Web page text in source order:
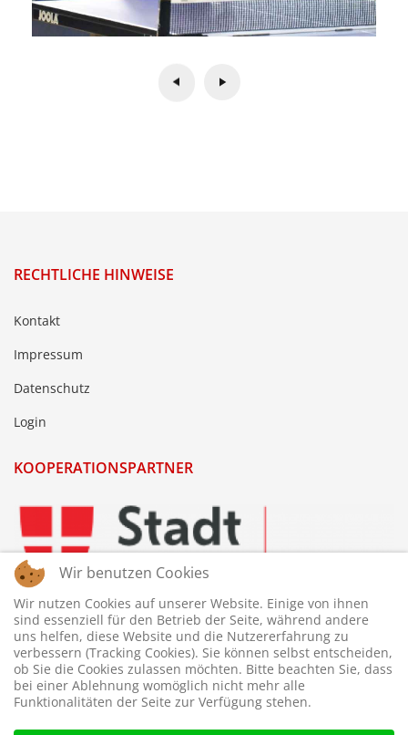
RECHTLICHE HINWEISE
Kontakt
Impressum
Datenschutz
Login
KOOPERATIONSPARTNER
Wir benutzen Cookies
Wir nutzen Cookies auf unserer Website. Einige von ihnen
sind essenziell für den Betrieb der Seite, während andere
uns helfen, diese Website und die Nutzererfahrung zu
verbessern (Tracking Cookies). Sie können selbst entscheiden,
ob Sie die Cookies zulassen möchten. Bitte beachten Sie, dass
bei einer Ablehnung womöglich nicht mehr alle
Funktionalitäten der Seite zur Verfügung stehen.